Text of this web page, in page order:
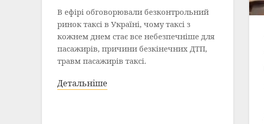
В ефірі обговорювали безконтрольний
ринок таксі в Україні, чому таксі з
кожнем днем стає все небезпечніше для
пасажирів, причини безкінечних ДТП,
травм пасажирів таксі.
Детальніше